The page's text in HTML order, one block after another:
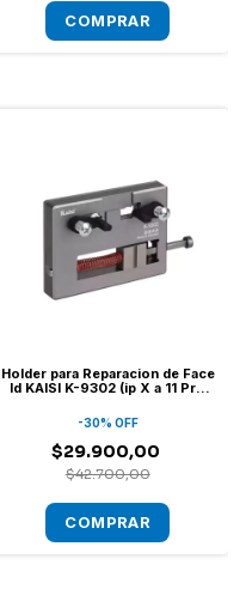
Holder para Reparacion de Face
Id KAISI K-9302 (ip X a 11 Pro
-30% OFF
$29.900,00
$42.700,00